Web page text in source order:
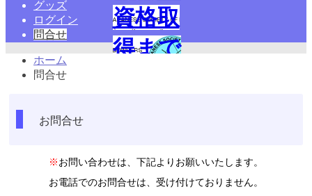
資格取
得まで
ー協
グッズ
ログイン
問合せ
ホーム
問合せ
お問合せ
※ お問い合わせは、下記よりお願いいたします。
お電話でのお問合せは、受け付けておりません。